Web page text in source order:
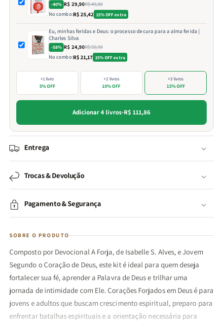
-40% R$ 29,90R$ 49,80
No combo:R$ 25,42 15% OFF extra
Eu, minhas feridas e Deus: o processo de cura para a alma ferida |
Charles Silva
-58% R$ 24,90R$ 59,90
No combo:R$ 21,17 15% OFF extra
+1 livro
5% OFF
+2 livros
10% OFF
+3 livros
15% OFF
Adicionar 4 livros·R$ 111,86
Entrega
Trocas & Devolução
Pagamento & Segurança
SOBRE O PRODUTO
Composto por Devocional A Forja, de Isabelle S. Alves, e Jovem
Segundo o Coração de Deus, este kit é ideal para quem deseja
fortalecer sua fé, aprender a Palavra de Deus e trilhar uma
jornada de intimidade com Ele. Corações Forjados em Deus é para
jovens e adultos que buscam crescimento espiritual, preparo para
enfrentar batalhas espirituais e a orientação necessária para